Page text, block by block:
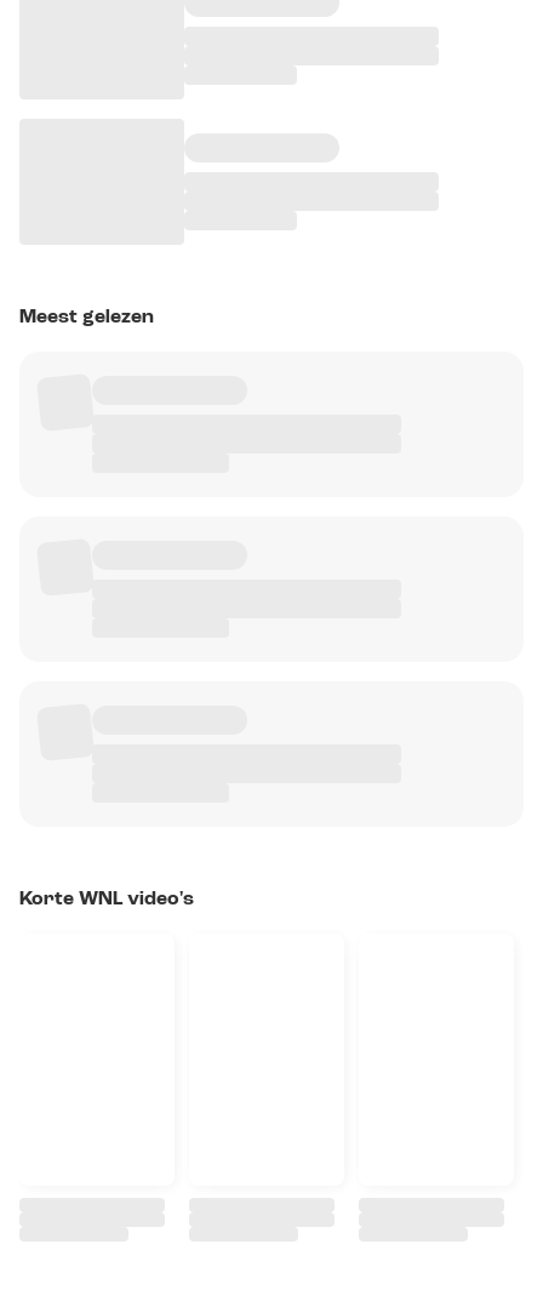
Meest gelezen
Korte WNL video's